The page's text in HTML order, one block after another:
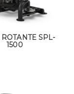
ROTANTE SPL-
1500